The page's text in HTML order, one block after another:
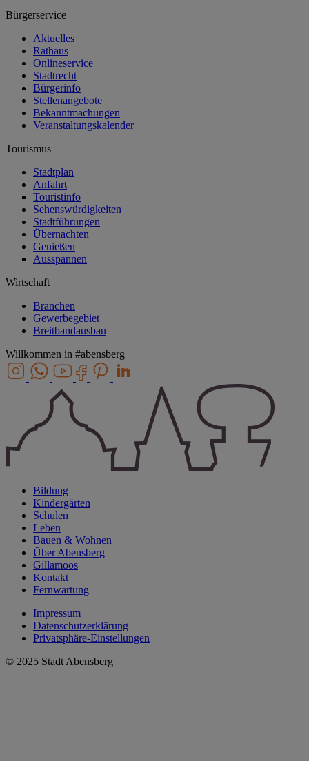
Bürgerservice
Aktuelles
Rathaus
Onlineservice
Stadtrecht
Bürgerinfo
Stellenangebote
Bekanntmachungen
Veranstaltungskalender
Tourismus
Stadtplan
Anfahrt
Touristinfo
Sehenswürdigkeiten
Stadtführungen
Übernachten
Genießen
Ausspannen
Wirtschaft
Branchen
Gewerbegebiet
Breitbandausbau
Willkommen in #abensberg
Bildung
Kindergärten
Schulen
Leben
Bauen & Wohnen
Über Abensberg
Gillamoos
Kontakt
Fernwartung
Impressum
Datenschutzerklärung
Privatsphäre-Einstellungen
© 2025 Stadt Abensberg